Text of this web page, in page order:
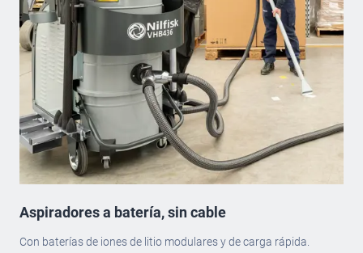
Aspiradores a batería, sin cable
Con baterías de iones de litio modulares y de carga rápida.